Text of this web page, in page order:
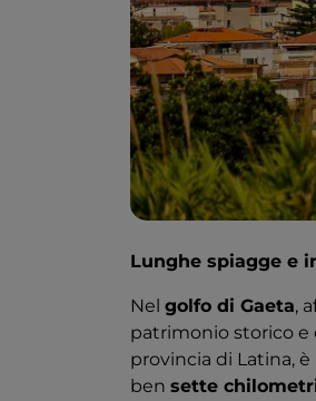
Lunghe spiagge e
Nel golfo di Gaeta,
patrimonio storico e
provincia di Latina,
ben sette